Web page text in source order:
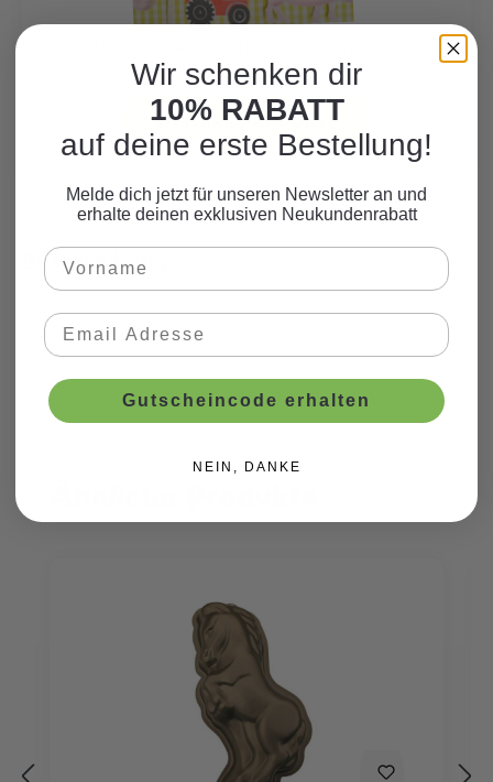
zum Motto.
WEITERE PRODUKTE
Beschreibung
Wir schenken dir
10% RABATT
auf deine erste Bestellung!
Melde dich jetzt für unseren Newsletter an und
erhalte deinen exklusiven Neukundenrabatt
Gutscheincode erhalten
NEIN, DANKE